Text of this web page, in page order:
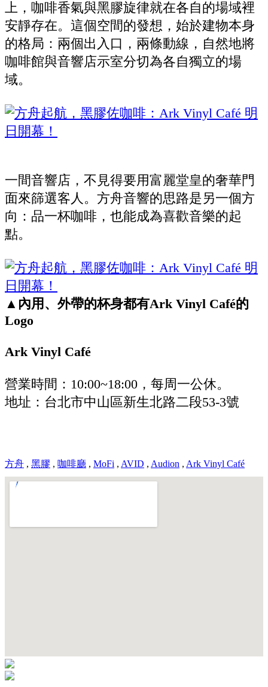
上，咖啡香氣與黑膠旋律就在各自的場域裡
安靜存在。這個空間的發想，始於建物本身
的格局：兩個出入口，兩條動線，自然地將
咖啡館與音響店示室分切為各自獨立的場
域。
一間音響店，不見得要用富麗堂皇的奢華門
面來篩選客人。方舟音響的思路是另一個方
向：品一杯咖啡，也能成為喜歡音樂的起
點。
▲內用、外帶的杯身都有Ark Vinyl Café的
Logo
Ark Vinyl Café
營業時間：10:00~18:00，每周一公休。
地址：台北市中山區新生北路二段53-3號
方舟 , 黑膠 , 咖啡廳 , MoFi , AVID , Audion , Ark Vinyl Café